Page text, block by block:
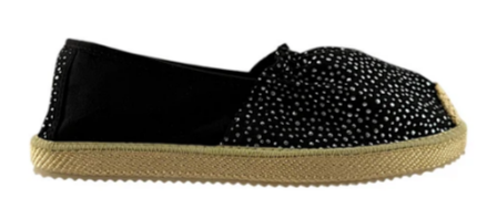
Precio, mayor a menor
Fecha: antiguo(a) a reciente
Fecha: reciente a antiguo(a)